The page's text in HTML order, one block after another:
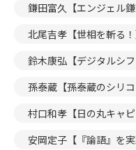
鎌田富久【エンジェル鎌
北尾吉孝【世相を斬る！
鈴木康弘【デジタルシフ
孫泰蔵【孫泰蔵のシリ
村口和孝【日の丸キャピ
安岡定子【『論語』を実